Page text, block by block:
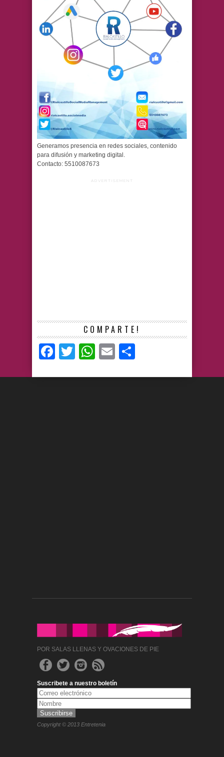
Generamos presencia en redes sociales, contenido
para difusión y marketing digital.
Contacto: 5510087673
ADVERTISEMENT
COMPARTE!
Facebook
TwitterWhatsApp
Email
POR SALAS LLENAS Y OVACIONES DE PIE
Suscribete a nuestro boletín
Copyright © 2013 Entretenia